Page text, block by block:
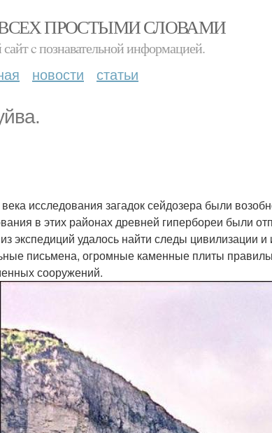
ПРОСТЫМИ СЛОВАМИ
c познавательной информацией.
новости статьи
века исследования загадок сейдозера были
в этих районах древней гипербореи были
экспедиций удалось найти следы цивилизации
письмена, огромные каменные плиты
сооружений.